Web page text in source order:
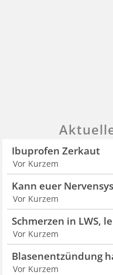
Ibuprofen Zerkaut
Vor Kurzem
Kann euer
Vor Kurzem
Schmerzen in LWS,
Vor Kurzem
Blasenentzündung
Vor Kurzem